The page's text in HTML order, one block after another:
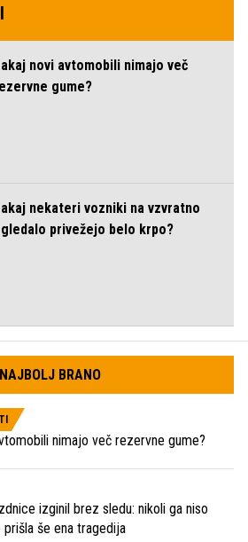
novi avtomobili nimajo več
gume?
nekateri vozniki na vzvratno
privežejo belo krpo?
NAJBOLJ BRANO
nimajo več rezervne gume?
izginil brez sledu: nikoli ga niso
prišla še ena tragedija